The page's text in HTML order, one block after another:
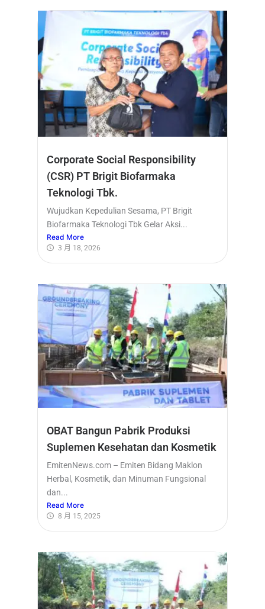
Corporate Social Responsibility
(CSR) PT Brigit Biofarmaka
Teknologi Tbk.
Wujudkan Kepedulian Sesama, PT Brigit
Biofarmaka Teknologi Tbk Gelar Aksi...
Read More
3 月 18, 2026
OBAT Bangun Pabrik Produksi
Suplemen Kesehatan dan Kosmetik
EmitenNews.com – Emiten Bidang Maklon
Herbal, Kosmetik, dan Minuman Fungsional
dan...
Read More
8 月 15, 2025